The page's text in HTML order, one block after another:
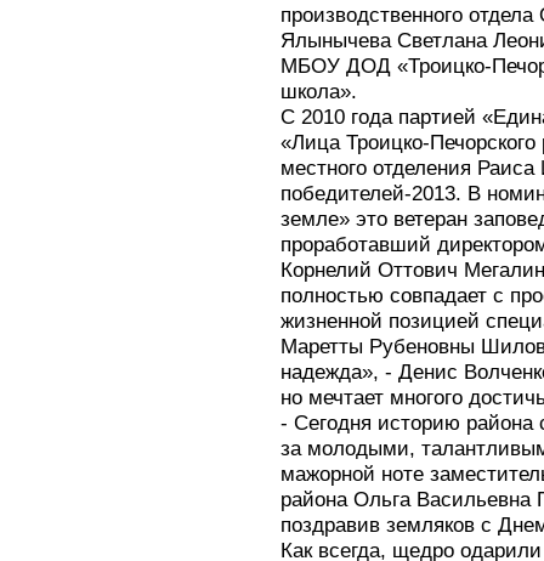
производственного
Ялынычева Светлана
МБОУ ДОД «Троицко-
школа».
С 2010 года партией
«Лица Троицко-
местного отделения
победителей-2013. В
земле» это ветеран
проработавший
Корнелий Оттович
полностью совпадает с
жизненной позицией
Маретты Рубеновны
надежда», - Денис
но мечтает многого
- Сегодня историю
за молодыми,
мажорной ноте
района Ольга Васильевна
поздравив земляков с
Как всегда, щедро